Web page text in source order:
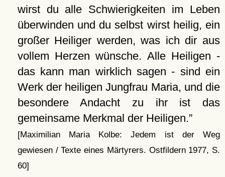
wirst du alle Schwierigkeiten im Leben
überwinden und du selbst wirst heilig, ein
großer Heiliger werden, was ich dir aus
vollem Herzen wünsche. Alle Heiligen -
das kann man wirklich sagen - sind ein
Werk der heiligen Jungfrau Maria, und die
besondere Andacht zu ihr ist das
gemeinsame Merkmal der Heiligen.
[Maximilian Maria Kolbe: Jedem ist der Weg
gewiesen / Texte eines Märtyrers. Ostfildern 1977, S.
60]